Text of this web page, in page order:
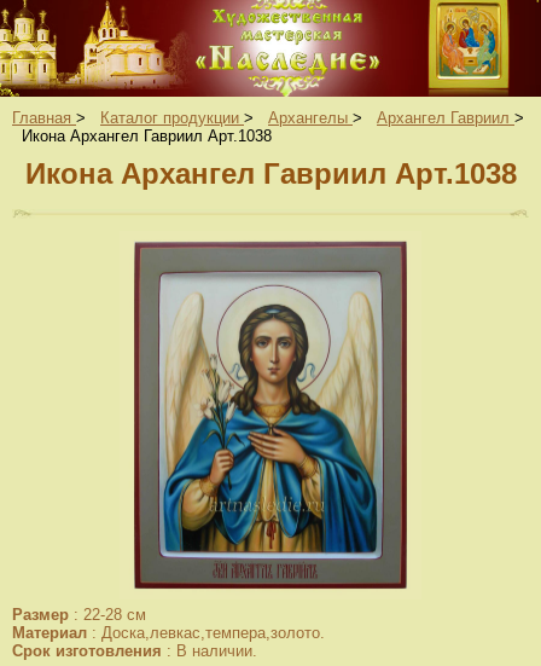
Главная > Каталог продукции > Архангелы > Архангел Гавриил >
Икона Архангел Гавриил Арт.1038
Икона Архангел Гавриил Арт.1038
Размер : 22-28 см
Материал : Доска,левкас,темпера,золото.
Срок изготовления : В наличии.